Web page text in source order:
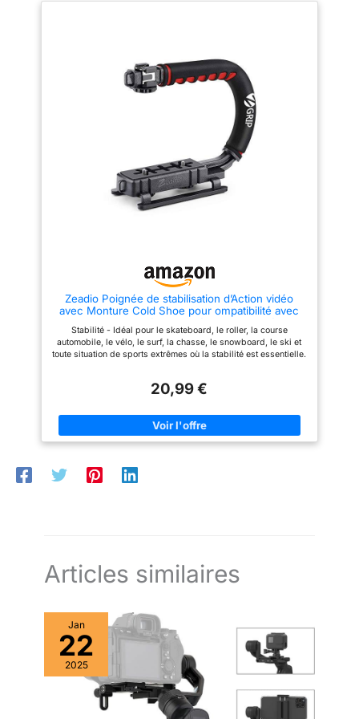
qu'un bras magique, afin que
vous puissiez faire tirer le
télescope et le téléphone
vertical au mode horizontal, elle
vous aide à gérer un
environnement de prise de vue
complexe. La base amovible
peut également être utilisée
contrepoids préréglé, d'une
inclinaison de -70 ° à + 90 ° et
de la technologie CNC, la tête
plage de mouvement et un
amortissement en douceur.
【Garantie & Spécifications】
Gamme de hauteur: 72cm à
d'aluminium en fibre de
Diamètre du tube:
notamment suite à des
mouvements rapides
TOURNAGE IMPECCABLE : le
Power Quick Lock verrouille
avec force le levier sur le côté
plat du tube du monopode,
éliminant ainsi les mouvements
saccadés indésirables
PRATIQUE : l'appareil se met en
marche rapidement grâce au
système de verrouillage latéral,
le monopode est équipé d'Easy
Zeadio Poignée de stabilisation d’Action vidéo
avec Monture Cold Shoe pour ompatibilité avec
d’Action, DSLR
Stabilité - Idéal pour le skateboard, le roller, la course
automobile, le vélo, le surf, la chasse, le snowboard, le ski et
toute situation de sports extrêmes où la stabilité est essentielle.
compatibilité -- Convient à tous les appareils photo et
Léger et confortable - La poignée rembourrée en NBR atténue
le stress des longs tournages. Joli cadeau - Accessoire de
tournage idéal pour une fête d'anniversaire, une lune de miel,
20,99 €
Articles similaires
Jan
22
2025